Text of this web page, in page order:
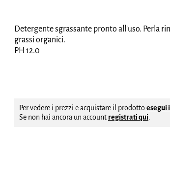
Detergente sgrassante pronto all'uso. Perla
grassi organici.
PH 12.0
Per vedere i prezzi e acquistare il prodottoesegui
Se non hai ancora un account registrati qui.